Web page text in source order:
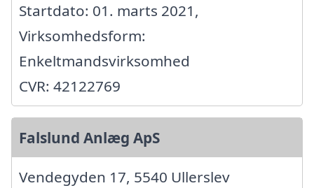
Startdato: 01. marts 2021,
Virksomhedsform:
Enkeltmandsvirksomhed
CVR: 42122769
Falslund Anlæg ApS
Vendegyden 17, 5540 Ullerslev